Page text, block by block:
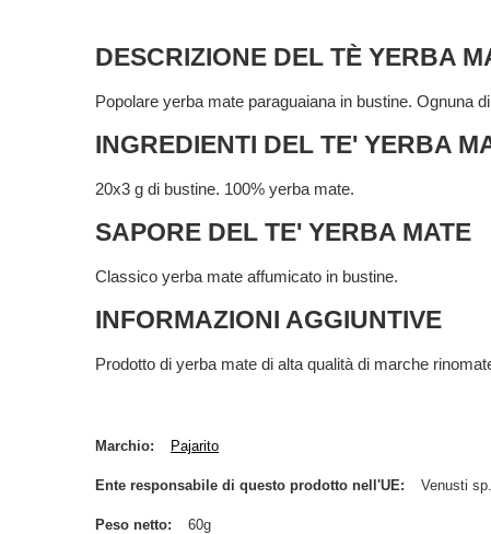
DESCRIZIONE DEL TÈ YERBA
Popolare yerba mate paraguaiana in bustine. Ognuna
INGREDIENTI DEL TE' YERBA
20x3 g di bustine. 100% yerba mate.
SAPORE DEL TE' YERBA MATE
Classico yerba mate affumicato in bustine.
INFORMAZIONI AGGIUNTIVE
Prodotto di yerba mate di alta qualità di marche
Marchio Pajarito
Ente responsabile di questo prodotto nell'UE Venusti
Peso netto 60g